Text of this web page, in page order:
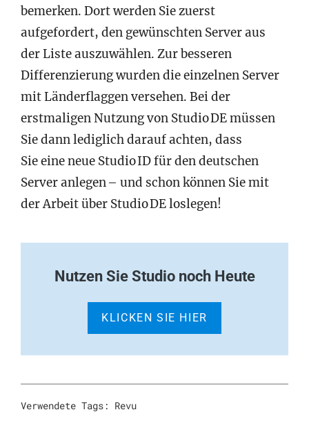
bemerken. Dort werden Sie zuerst
aufgefordert, den gewünschten Server aus
der Liste auszuwählen. Zur besseren
Differenzierung wurden die einzelnen Server
mit Länderflaggen versehen. Bei der
erstmaligen Nutzung von Studio DE müssen
Sie dann lediglich darauf achten, dass
Sie eine neue Studio ID für den deutschen
Server anlegen – und schon können Sie mit
der Arbeit über Studio DE loslegen!
Nutzen Sie Studio noch Heute
KLICKEN SIE HIER
Verwendete Tags: Revu